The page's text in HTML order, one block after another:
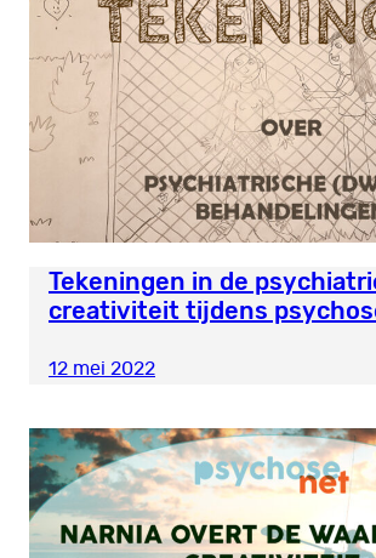
Tekeningen in de
creativiteit tijdens
12 mei 2022